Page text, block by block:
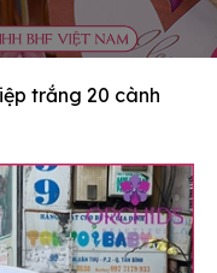
trắng 20 cành